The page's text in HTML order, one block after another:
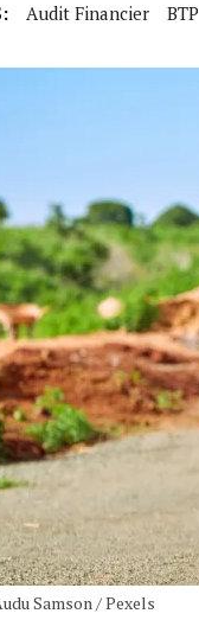
Audit Financier BTP
Samson / Pexels